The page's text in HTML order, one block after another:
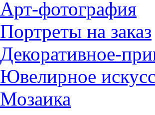
Арт-фотография
Портреты на заказ
Декоративное-
Ювелирное
Мозаика